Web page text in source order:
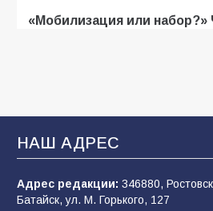
«Мобилизация или набор?»
В Батайске продолжаются
102 04.08.2026
НАШ АДРЕС
Адрес редакции: 346880,
Батайск, ул. М. Горького, 127